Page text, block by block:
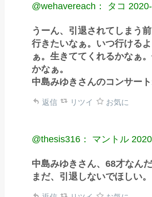
@wehavereach： タコ
うーん、引退されてしまう
行きたいなぁ。いつ行ける
ぁ。生きててくれるかなぁ
かなぁ。
中島みゆきさんのコンサート
返信 リツイ お気に
@thesis316： マントル
中島みゆきさん、68才なん
まだ、引退しないでほしい。